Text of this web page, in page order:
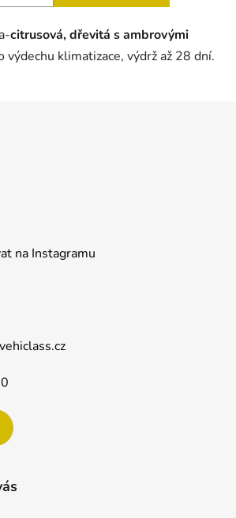
hvězdiček.
citrusová, dřevitá s ambrovými
výdechu klimatizace, výdrž až 28 dní.
na Instagramu
vehiclass.cz